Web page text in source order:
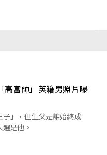
高富帥」英籍男照片曝
」，但生父是誰始終成
是他。